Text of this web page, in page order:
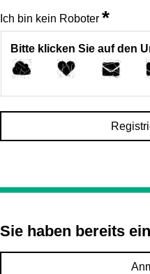
Ich bin kein Roboter *
Bitte klicken Sie auf den
Sie haben bereits